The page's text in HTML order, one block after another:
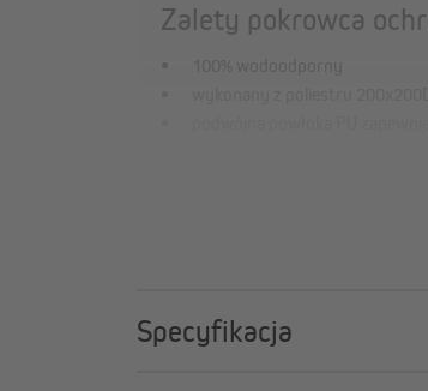
Zalety pokrowca
Specyfikacja